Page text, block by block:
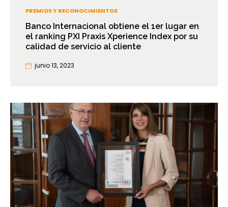
PREMIOS Y RECONOCIMIENTOS
Banco Internacional obtiene el 1er lugar en
el ranking PXI Praxis Xperience Index por su
calidad de servicio al cliente
junio 13, 2023